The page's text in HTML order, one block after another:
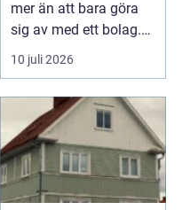
mer än att bara göra
sig av med ett bolag.
För många ä...
10 juli 2026